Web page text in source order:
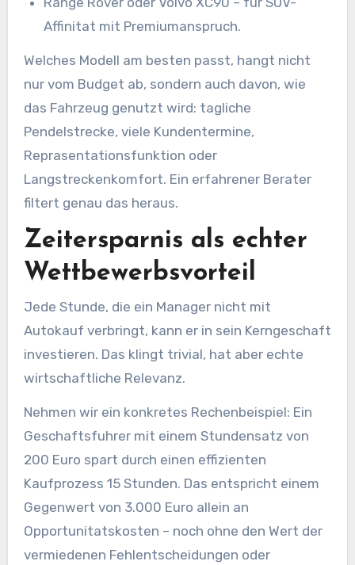
Affinitat mit Premiumanspruch.
Welches Modell am besten passt, hangt nicht
nur vom Budget ab, sondern auch davon, wie
das Fahrzeug genutzt wird: tagliche
Pendelstrecke, viele Kundentermine,
Reprasentationsfunktion oder
Langstreckenkomfort. Ein erfahrener Berater
filtert genau das heraus.
Zeitersparnis als echter
Wettbewerbsvorteil
Jede Stunde, die ein Manager nicht mit
Autokauf verbringt, kann er in sein Kerngeschaft
investieren. Das klingt trivial, hat aber echte
wirtschaftliche Relevanz.
Nehmen wir ein konkretes Rechenbeispiel: Ein
Geschaftsfuhrer mit einem Stundensatz von
200 Euro spart durch einen effizienten
Kaufprozess 15 Stunden. Das entspricht einem
Gegenwert von 3.000 Euro allein an
Opportunitatskosten – noch ohne den Wert der
vermiedenen Fehlentscheidungen oder